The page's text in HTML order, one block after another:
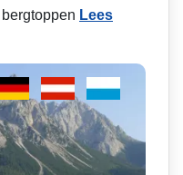
Lees